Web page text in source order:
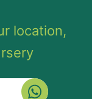
location,